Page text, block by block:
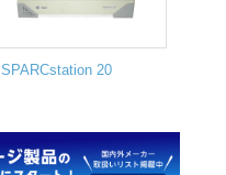
SPARCstation 20